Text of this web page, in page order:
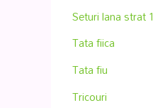
Seturi lana strat 1
Tata fiica
Tata fiu
Tricouri